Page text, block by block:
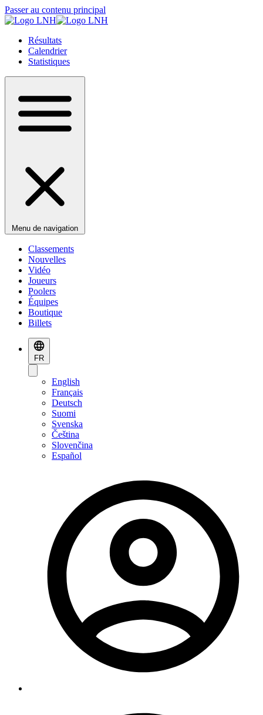
Passer au contenu principal
Résultats
Calendrier
Statistiques
Menu de navigation
Classements
Nouvelles
Vidéo
Joueurs
Poolers
Équipes
Boutique
Billets
FR
English
Français
Deutsch
Suomi
Svenska
Čeština
Slovenčina
Español